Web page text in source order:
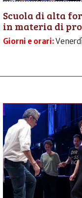
Scuola di alta
in materia di
Giorni e orari: